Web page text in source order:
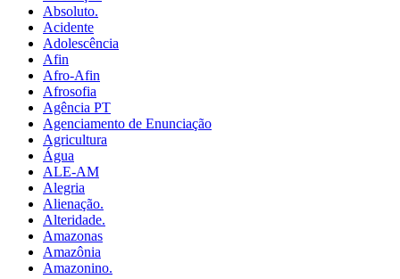
Absoluto.
Acidente
Adolescência
Afin
Afro-Afin
Afrosofia
Agência PT
Agenciamento de Enunciação
Agricultura
Água
ALE-AM
Alegria
Alienação.
Alteridade.
Amazonas
Amazônia
Amazonino.